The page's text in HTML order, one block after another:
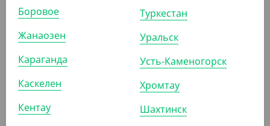
АРТ. 33096
6 380
(127.60
Боровое
Жанаозен
Караганда
Каскелен
Кентау
Туркестан
Уральск
Усть-Каменогорск
Хромтау
Шахтинск